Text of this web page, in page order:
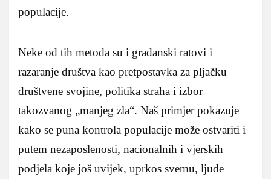
populacije.
Neke od tih metoda su i građanski ratovi i
razaranje društva kao pretpostavka za pljačku
društvene svojine, politika straha i izbor
takozvanog „manjeg zla“. Naš primjer pokazuje
kako se puna kontrola populacije može ostvariti i
putem nezaposlenosti, nacionalnih i vjerskih
podjela koje još uvijek, uprkos svemu, ljude